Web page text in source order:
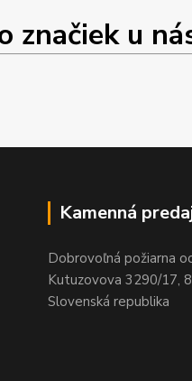
u
Kamenná
Dobrovoľná požiarna
Kutuzovova 3290/17,
Slovenská republika